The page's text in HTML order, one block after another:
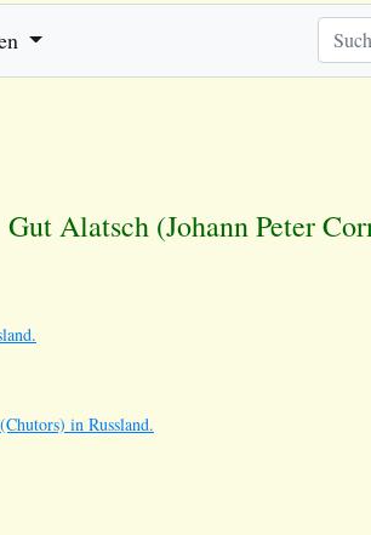
Gut Alatsch (Johann Peter
in Russland.